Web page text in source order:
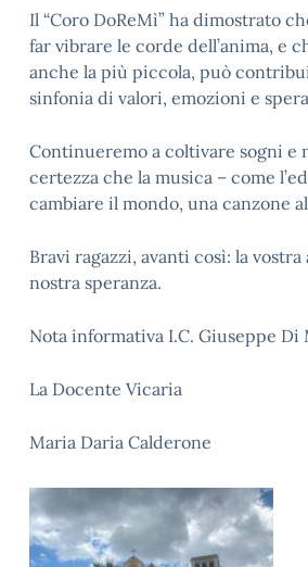
Il “Coro DoReMì” ha dimostrato
far vibrare le corde dell’anima, e
anche la più piccola, può
sinfonia di valori, emozioni e
Continueremo a coltivare sogni e
certezza che la musica – come
cambiare il mondo, una canzone
Bravi ragazzi, avanti così: la vostra
nostra speranza.
Nota informativa I.C. Giuseppe Di
La Docente Vicaria
Maria Daria Calderone